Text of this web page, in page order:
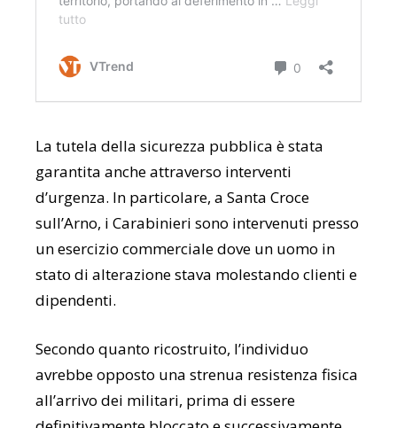
La tutela della sicurezza pubblica è stata
garantita anche attraverso interventi
d’urgenza. In particolare, a Santa Croce
sull’Arno, i Carabinieri sono intervenuti presso
un esercizio commerciale dove un uomo in
stato di alterazione stava molestando clienti e
dipendenti.
Secondo quanto ricostruito, l’individuo
avrebbe opposto una strenua resistenza fisica
all’arrivo dei militari, prima di essere